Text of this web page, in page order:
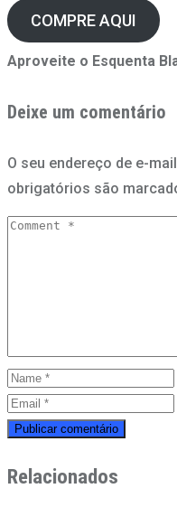
COMPRE AQUI
Aproveite o Esquenta
Deixe um comentário
O seu endereço de e-
obrigatórios são
Relacionados